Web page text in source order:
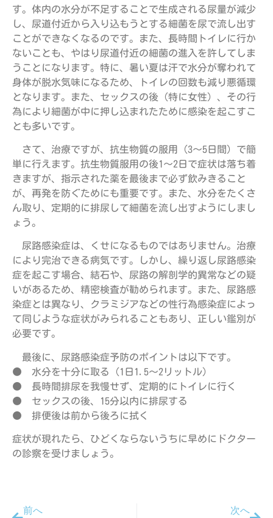
す。体内の水分が不足することで生成される尿量が減少
し、尿道付近から入り込もうとする細菌を尿で流し出す
ことができなくなるのです。また、長時間トイレに行か
ないことも、やはり尿道付近の細菌の進入を許してしま
うことになります。特に、暑い夏は汗で水分が奪われて
身体が脱水気味になるため、トイレの回数も減り悪循環
となります。また、セックスの後（特に女性）、その行
為により細菌が中に押し込まれたために感染を起こすこ
とも多いです。
さて、治療ですが、抗生物質の服用（3～5日間）で簡
単に行えます。抗生物質服用の後1～2日で症状は落ち着
きますが、指示された薬を最後まで必ず飲みきること
が、再発を防ぐためにも重要です。また、水分をたくさ
ん取り、定期的に排尿して細菌を流し出すようにしまし
ょう。
尿路感染症は、くせになるものではありません。治療
により完治できる病気です。しかし、繰り返し尿路感染
症を起こす場合、結石や、尿路の解剖学的異常などの疑
いがあるため、精密検査が勧められます。また、尿路感
染症とは異なり、クラミジアなどの性行為感染症によっ
て同じような症状がみられることもあり、正しい鑑別が
必要です。
最後に、尿路感染症予防のポイントは以下です。
● 水分を十分に取る（1日1.5～2リットル）
● 長時間排尿を我慢せず、定期的にトイレに行く
● セックスの後、15分以内に排尿する
● 排便後は前から後ろに拭く
症状が現れたら、ひどくならないうちに早めにドクター
の診察を受けましょう。
前へ 次へ